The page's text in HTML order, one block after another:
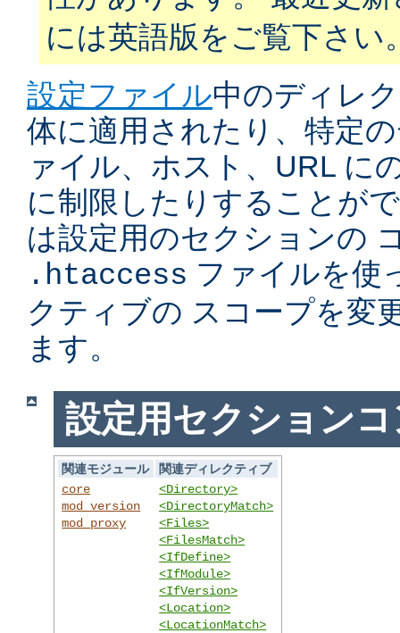
には英語版をご覧下さい
設定ファイル中のディレ
体に適用されたり、特定
ァイル、ホスト、URL に
に制限したりすることが
は設定用のセクションの
.htaccess ファイルを使
クティブの スコープを変
ます。
設定用セクション
関連モジュール
関連ディレクティブ
core
mod_version
mod_proxy
<Directory>
<DirectoryMatch>
<Files>
<FilesMatch>
<IfDefine>
<IfModule>
<IfVersion>
<Location>
<LocationMatch>